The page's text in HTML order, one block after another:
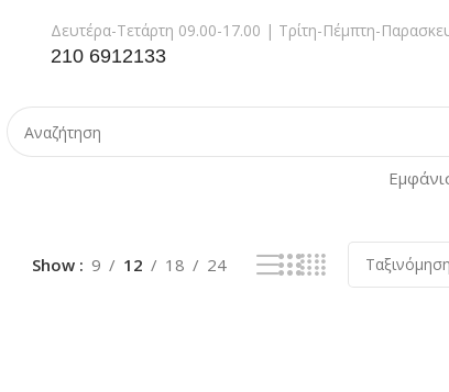
Δευτέρα-Τετάρτη 09.00-17.00 | Τρίτη-Πέμπτη-
210 6912133
Show 9 12 18 24